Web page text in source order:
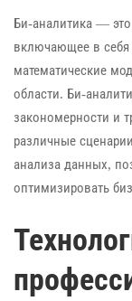
Би-аналитика —
включающее в себя
математические
области. Би-
закономерности и
различные
анализа данных,
оптимизировать